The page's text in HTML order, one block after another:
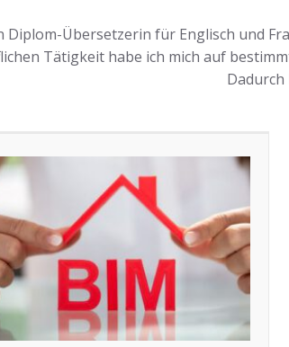
Diplom-Übersetzerin für Englisch und
Tätigkeit habe ich mich auf